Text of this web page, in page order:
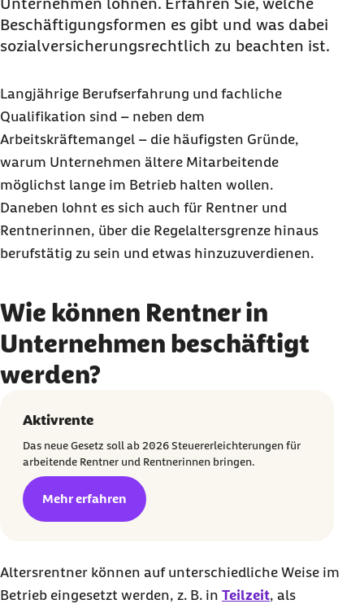
beschäftigte Rentner?
Wie viel dürfen Rentner hinzuverdienen?
Was muss bei der Meldung von Altersrentner
Was Sie zur Beschäftigung von Altersrentnern
wissen sollten
Beschäftigungsformen es gibt und was dabei
sozialversicherungsrechtlich zu beachten ist.
Langjährige Berufserfahrung und fachliche
Qualifikation sind – neben dem
Arbeitskräftemangel – die häufigsten Gründe,
warum Unternehmen ältere Mitarbeitende
möglichst lange im Betrieb halten wollen.
Daneben lohnt es sich auch für Rentner und
Rentnerinnen, über die Regelaltersgrenze hinaus
berufstätig zu sein und etwas hinzuzuverdienen.
Wie können Rentner in
Unternehmen beschäftigt
werden?
Aktivrente
Das neue Gesetz soll ab 2026 Steuererleichterungen für
arbeitende Rentner und Rentnerinnen bringen.
Mehr erfahren
Altersrentner können auf unterschiedliche Weise im
Betrieb eingesetzt werden, z. B. in Teilzeit, als